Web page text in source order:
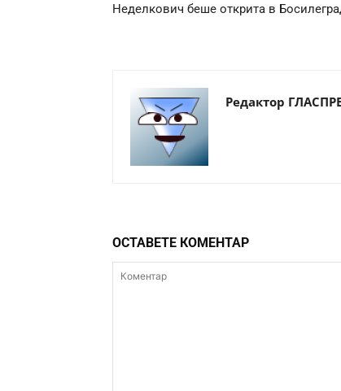
Неделкович беше открита в
Редактор
ОСТАВЕТЕ КОМЕНТАР